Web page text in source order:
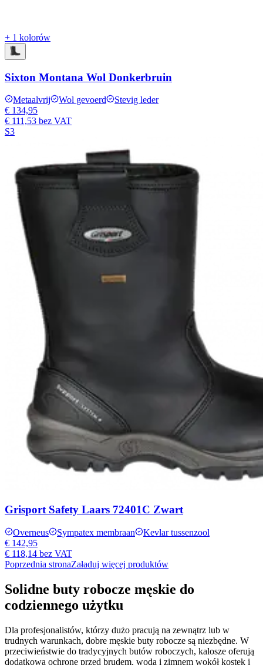
+ 1 kolorów
Sixton Montana Wol Donkerbruin
Metaalvrij Wol gevoerd
Stevig leder
€ 134,95
€ 111,53 bez VAT
S3
Grisport Safety Laars 72401C Zwart
Overneus Sympatex membraan
Kevlar tussenzool
€ 142,95
€ 118,14 bez VAT
Poprzednia stronaZaładuj więcej produktów
Solidne buty robocze męskie do
codziennego użytku
Dla profesjonalistów, którzy dużo pracują na zewnątrz lub w
trudnych warunkach, dobre męskie buty robocze są niezbędne. W
przeciwieństwie do tradycyjnych butów roboczych, kalosze oferują
dodatkową ochronę przed brudem, wodą i zimnem wokół kostek i